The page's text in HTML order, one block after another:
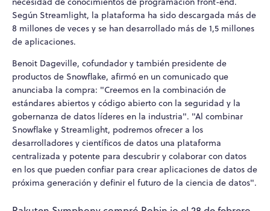
Según Streamlight, la plataforma ha sido descargada más de
8 millones de veces y se han desarrollado más de 1,5 millones
de aplicaciones.
Benoit Dageville, cofundador y también presidente de
productos de Snowflake, afirmó en un comunicado que
anunciaba la compra: "Creemos en la combinación de
estándares abiertos y código abierto con la seguridad y la
gobernanza de datos líderes en la industria". "Al combinar
Snowflake y Streamlight, podremos ofrecer a los
desarrolladores y científicos de datos una plataforma
centralizada y potente para descubrir y colaborar con datos
en los que pueden confiar para crear aplicaciones de datos de
próxima generación y definir el futuro de la ciencia de datos".